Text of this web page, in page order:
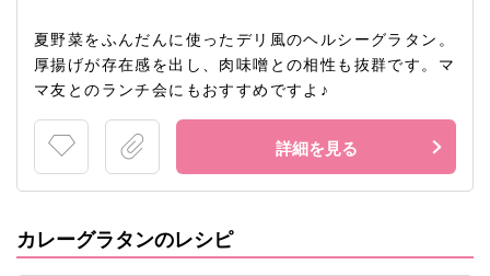
夏野菜をふんだんに使ったデリ風のヘルシーグラタン。
厚揚げが存在感を出し、肉味噌との相性も抜群です。マ
マ友とのランチ会にもおすすめですよ♪
詳細を見る
カレーグラタンのレシピ